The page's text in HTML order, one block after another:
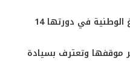
م
الوطنية في دورتها 14
موقفها وتعترف بسيادة